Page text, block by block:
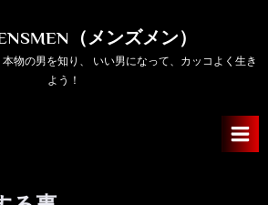
（メンズメン）
物の男を知り、 いい男になって、カッコよく生き
よう！